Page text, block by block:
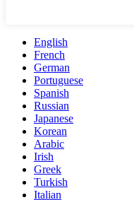
English
French
German
Portuguese
Spanish
Russian
Japanese
Korean
Arabic
Irish
Greek
Turkish
Italian